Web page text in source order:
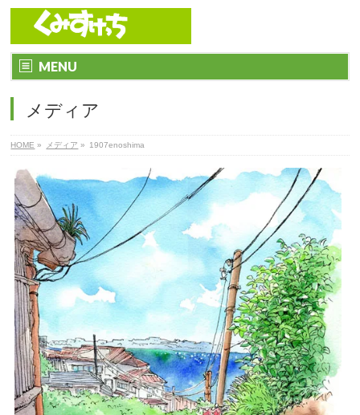
MENU
メディア
HOME » メディア » 1907enoshima